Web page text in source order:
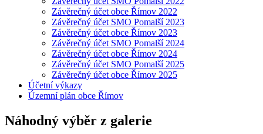
Závěrečný účet obce Římov 2022
Závěrečný účet SMO Pomalší 2023
Závěrečný účet obce Římov 2023
Závěrečný účet SMO Pomalší 2024
Závěrečný účet obce Římov 2024
Závěrečný účet SMO Pomalší 2025
Závěrečný účet obce Římov 2025
Účetní výkazy
Územní plán obce Římov
Náhodný výběr z galerie